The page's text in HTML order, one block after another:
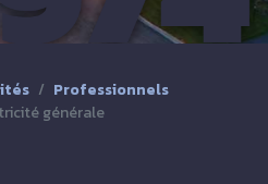
Professionnels
générale